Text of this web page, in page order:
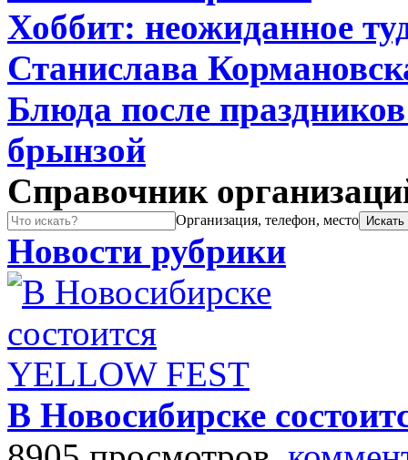
Хоббит: неожиданное
Станислава
Блюда после
брынзой
Справочник
Организация, телефон, место
Новости рубрики
В Новосибирске